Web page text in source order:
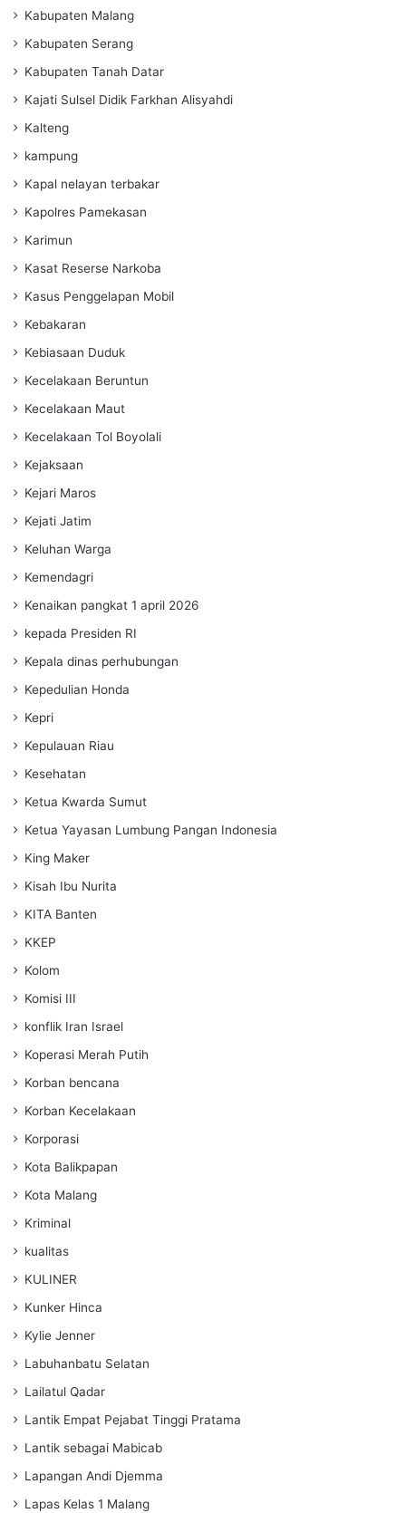
Kabupaten Malang
Kabupaten Serang
Kabupaten Tanah Datar
Kajati Sulsel Didik Farkhan Alisyahdi
Kalteng
kampung
Kapal nelayan terbakar
Kapolres Pamekasan
Karimun
Kasat Reserse Narkoba
Kasus Penggelapan Mobil
Kebakaran
Kebiasaan Duduk
Kecelakaan Beruntun
Kecelakaan Maut
Kecelakaan Tol Boyolali
Kejaksaan
Kejari Maros
Kejati Jatim
Keluhan Warga
Kemendagri
Kenaikan pangkat 1 april 2026
kepada Presiden RI
Kepala dinas perhubungan
Kepedulian Honda
Kepri
Kepulauan Riau
Kesehatan
Ketua Kwarda Sumut
Ketua Yayasan Lumbung Pangan Indonesia
King Maker
Kisah Ibu Nurita
KITA Banten
KKEP
Kolom
Komisi III
konflik Iran Israel
Koperasi Merah Putih
Korban bencana
Korban Kecelakaan
Korporasi
Kota Balikpapan
Kota Malang
Kriminal
kualitas
KULINER
Kunker Hinca
Kylie Jenner
Labuhanbatu Selatan
Lailatul Qadar
Lantik Empat Pejabat Tinggi Pratama
Lantik sebagai Mabicab
Lapangan Andi Djemma
Lapas Kelas 1 Malang